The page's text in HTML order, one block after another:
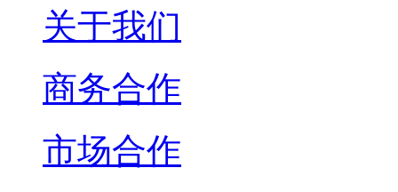
关于我们
商务合作
市场合作